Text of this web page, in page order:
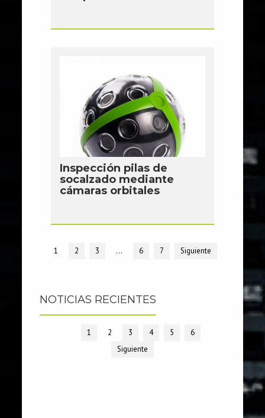
Inspección pilas de
socalzado mediante
cámaras orbitales
1 2 3 … 6 7 Siguiente
NOTICIAS RECIENTES
1 2 3 4 5
6
Siguiente